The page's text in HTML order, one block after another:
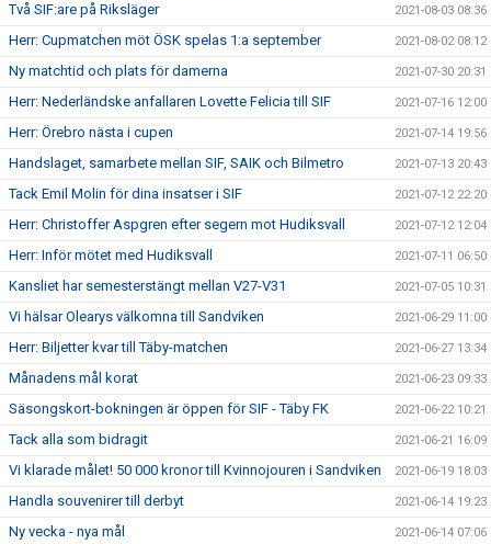
Två SIF:are på Riksläger 2021-08-03 08:36
Herr: Cupmatchen möt ÖSK spelas 1:a september 2021-08-02 08:12
Ny matchtid och plats för damerna 2021-07-30 20:31
Herr: Nederländske anfallaren Lovette Felicia till SIF 2021-07-16 12:00
Herr: Örebro nästa i cupen 2021-07-14 19:56
Handslaget, samarbete mellan SIF, SAIK och Bilmetro 2021-07-13 20:43
Tack Emil Molin för dina insatser i SIF 2021-07-12 22:20
Herr: Christoffer Aspgren efter segern mot Hudiksvall 2021-07-12 12:04
Herr: Inför mötet med Hudiksvall 2021-07-11 06:50
Kansliet har semesterstängt mellan V27-V31 2021-07-05 10:31
Vi hälsar Olearys välkomna till Sandviken 2021-06-29 11:00
Herr: Biljetter kvar till Täby-matchen 2021-06-27 13:34
Månadens mål korat 2021-06-23 09:33
Säsongskort-bokningen är öppen för SIF - Täby FK 2021-06-22 10:21
Tack alla som bidragit 2021-06-21 16:09
Vi klarade målet! 50 000 kronor till Kvinnojouren i Sandviken 2021-06-19 18:03
Handla souvenirer till derbyt 2021-06-14 19:23
Ny vecka - nya mål 2021-06-14 07:06